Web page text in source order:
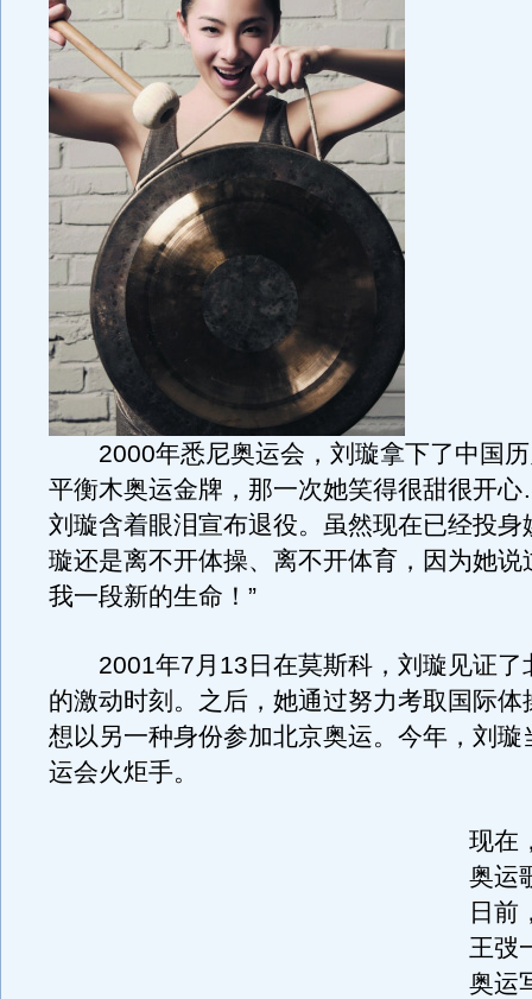
2000年悉尼奥运会，刘璇拿下了中国历
平衡木奥运金牌，那一次她笑得很甜很开
刘璇含着眼泪宣布退役。虽然现在已经投身
璇还是离不开体操、离不开体育，因为她说
我一段新的生命！”
2001年7月13日在莫斯科，刘璇见证了
的激动时刻。之后，她通过努力考取国际体
想以另一种身份参加北京奥运。今年，刘璇
运会火炬手。
现在
奥运
日前
王弢
奥运